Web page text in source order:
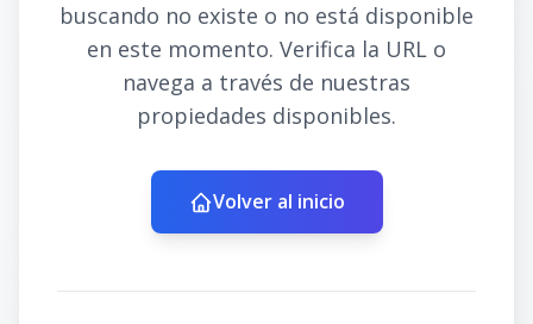
buscando no existe o no está disponible
en este momento. Verifica la URL o
navega a través de nuestras
propiedades disponibles.
Volver al inicio